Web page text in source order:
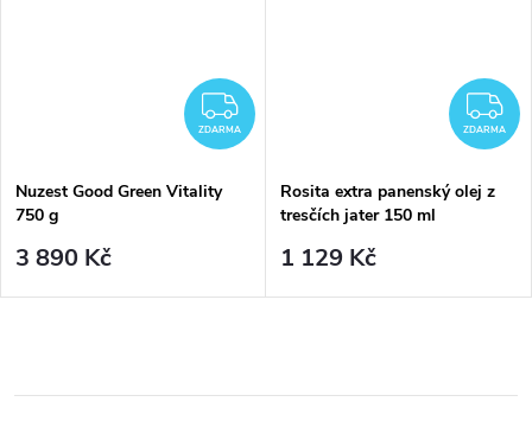
ZDARMA
ZDARMA
Nuzest Good Green Vitality
750 g
3 890 Kč
ZDARMA
Rosita extra panenský olej z
tresčích jater 150 ml
1 129 Kč